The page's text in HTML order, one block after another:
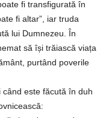
fi transfigurată în
fi altar”, iar truda
lui Dumnezeu. În
să își trăiască viața
purtând poverile
este făcută în duh